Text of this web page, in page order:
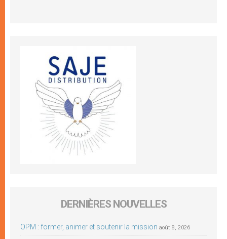
DERNIÈRES NOUVELLES
OPM : former, animer et soutenir la mission août 8, 2026